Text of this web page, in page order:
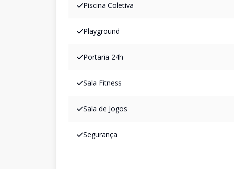
Piscina Coletiva
Playground
Portaria 24h
Sala Fitness
Sala de Jogos
Segurança